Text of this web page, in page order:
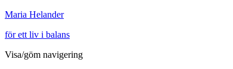
Maria Helander
för ett liv i balans
Visa/göm navigering